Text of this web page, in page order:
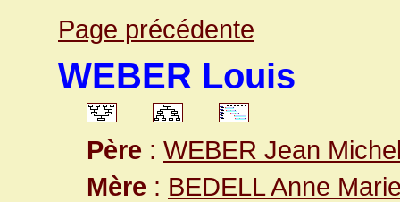
Page précédente
WEBER Louis
Père : WEBER Jean
Mère : BEDELL Anne